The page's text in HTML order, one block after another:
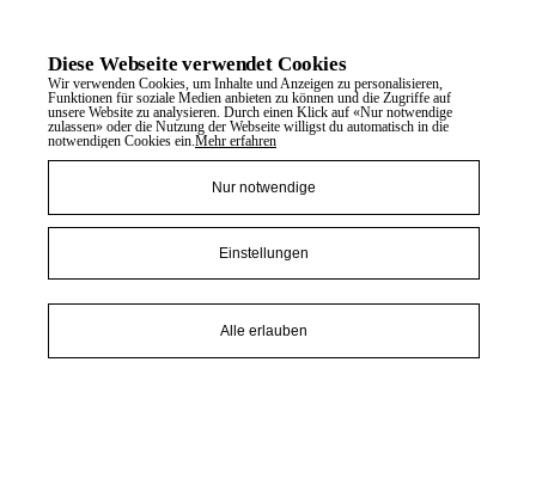
Diese Webseite verwendet Cookies
Wir verwenden Cookies, um Inhalte und Anzeigen zu personalisieren,
Funktionen für soziale Medien anbieten zu können und die Zugriffe auf
unsere Website zu analysieren. Durch einen Klick auf «Nur notwendige
zulassen» oder die Nutzung der Webseite willigst du automatisch in die
notwendigen Cookies ein. Mehr erfahren
Nur notwendige
Einstellungen
Alle erlauben